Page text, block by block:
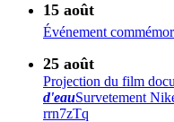
15 août
Événement
25 août
Projection du film
d'eauSurvetement
rrn7zTq